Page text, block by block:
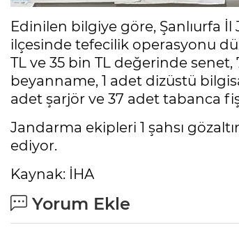
Edinilen bilgiye göre, Şanlıurfa
ilçesinde tefecilik operasyonu
TL ve 35 bin TL değerinde senet,
beyanname, 1 adet dizüstü
adet şarjör ve 37 adet tabanca
Jandarma ekipleri 1 şahsı
ediyor.
Kaynak: İHA
Yorum Ekle